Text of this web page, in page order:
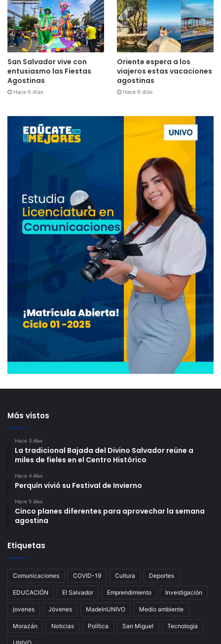
San Salvador vive con
entusiasmo las Fiestas
Agostinas
Hace 6 días
Oriente espera a los
viajeros estas vacaciones
agostinas
Hace 6 días
Más vistos
Hace 3 días
La tradicional Bajada del Divino Salvador reúne a
miles de fieles en el Centro Histórico
Hace 4 días
Perquín vivió su Festival de Invierno
Hace 5 días
Cinco planes diferentes para aprovechar la semana
agostina
Etiquetas
Comunicaciones COVID-19 Cultura Deportes
EDUCACIÓN El Salvador Emprendimiento Investigación
jovenes Jóvenes MadeinUNIVO Medio ambiente
Morazán Noticias Política San Miguel Tecnología